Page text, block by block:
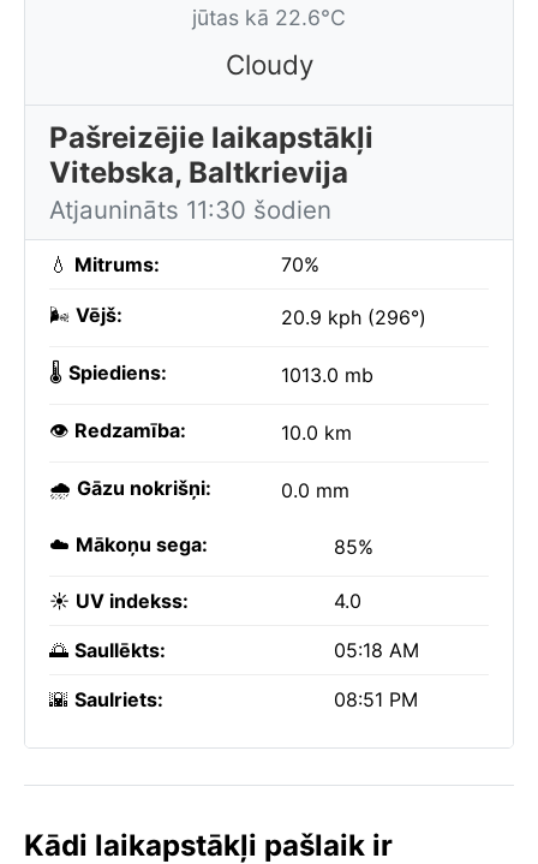
jūtas kā 22.6°C
Cloudy
Pašreizējie laikapstākļi
Vitebska, Baltkrievija
Atjaunināts 11:30 šodien
💧 Mitrums: 70%
🌬️ Vējš: 20.9 kph (296°)
🌡️ Spiediens: 1013.0 mb
👁️ Redzamība: 10.0 km
🌧️ Gāzu nokrišņi: 0.0 mm
☁️ Mākoņu sega: 85%
☀️ UV indekss: 4.0
🌅 Saullēkts: 05:18 AM
🌇 Saulriets: 08:51 PM
Kādi laikapstākļi pašlaik ir